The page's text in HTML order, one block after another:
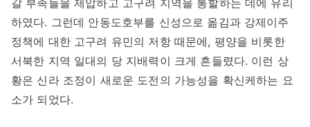
갈 부족들을 제압하고 고구려 지역을 통할하는 데에 유리
하였다. 그런데 안동도호부를 신성으로 옮김과 강제이주
정책에 대한 고구려 유민의 저항 때문에, 평양을 비롯한
서북한 지역 일대의 당 지배력이 크게 흔들렸다. 이런 상
황은 신라 조정이 새로운 도전의 가능성을 확신케하는 요
소가 되었다.